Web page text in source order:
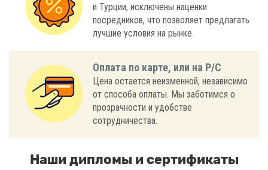
и Турции, исключены наценки
посредников, что позволяет предлагать
лучшие условия на рынке.
Оплата по карте, или на Р/С
Цена остается неизменной, независимо
от способа оплаты. Мы заботимся о
прозрачности и удобстве
сотрудничества.
Наши дипломы и сертификаты